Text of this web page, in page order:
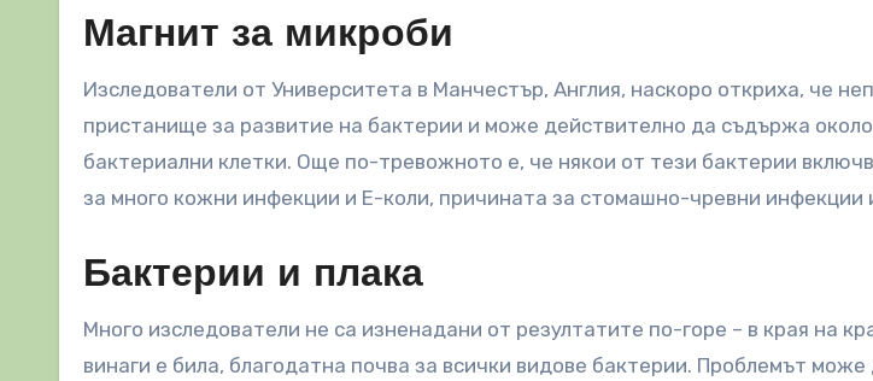
Магнит за микроби
Изследователи от Университета в Манчестър, Англия, наскоро откриха, че
пристанище за развитие на бактерии и може действително да съдържа
бактериални клетки. Още по-тревожното е, че някои от тези бактерии
за много кожни инфекции и Е-коли, причината за стомашно-чревни инфекции
Бактерии и плака
Много изследователи не са изненадани от резултатите по-горе – в края на
винаги е била, благодатна почва за всички видове бактерии. Проблемът